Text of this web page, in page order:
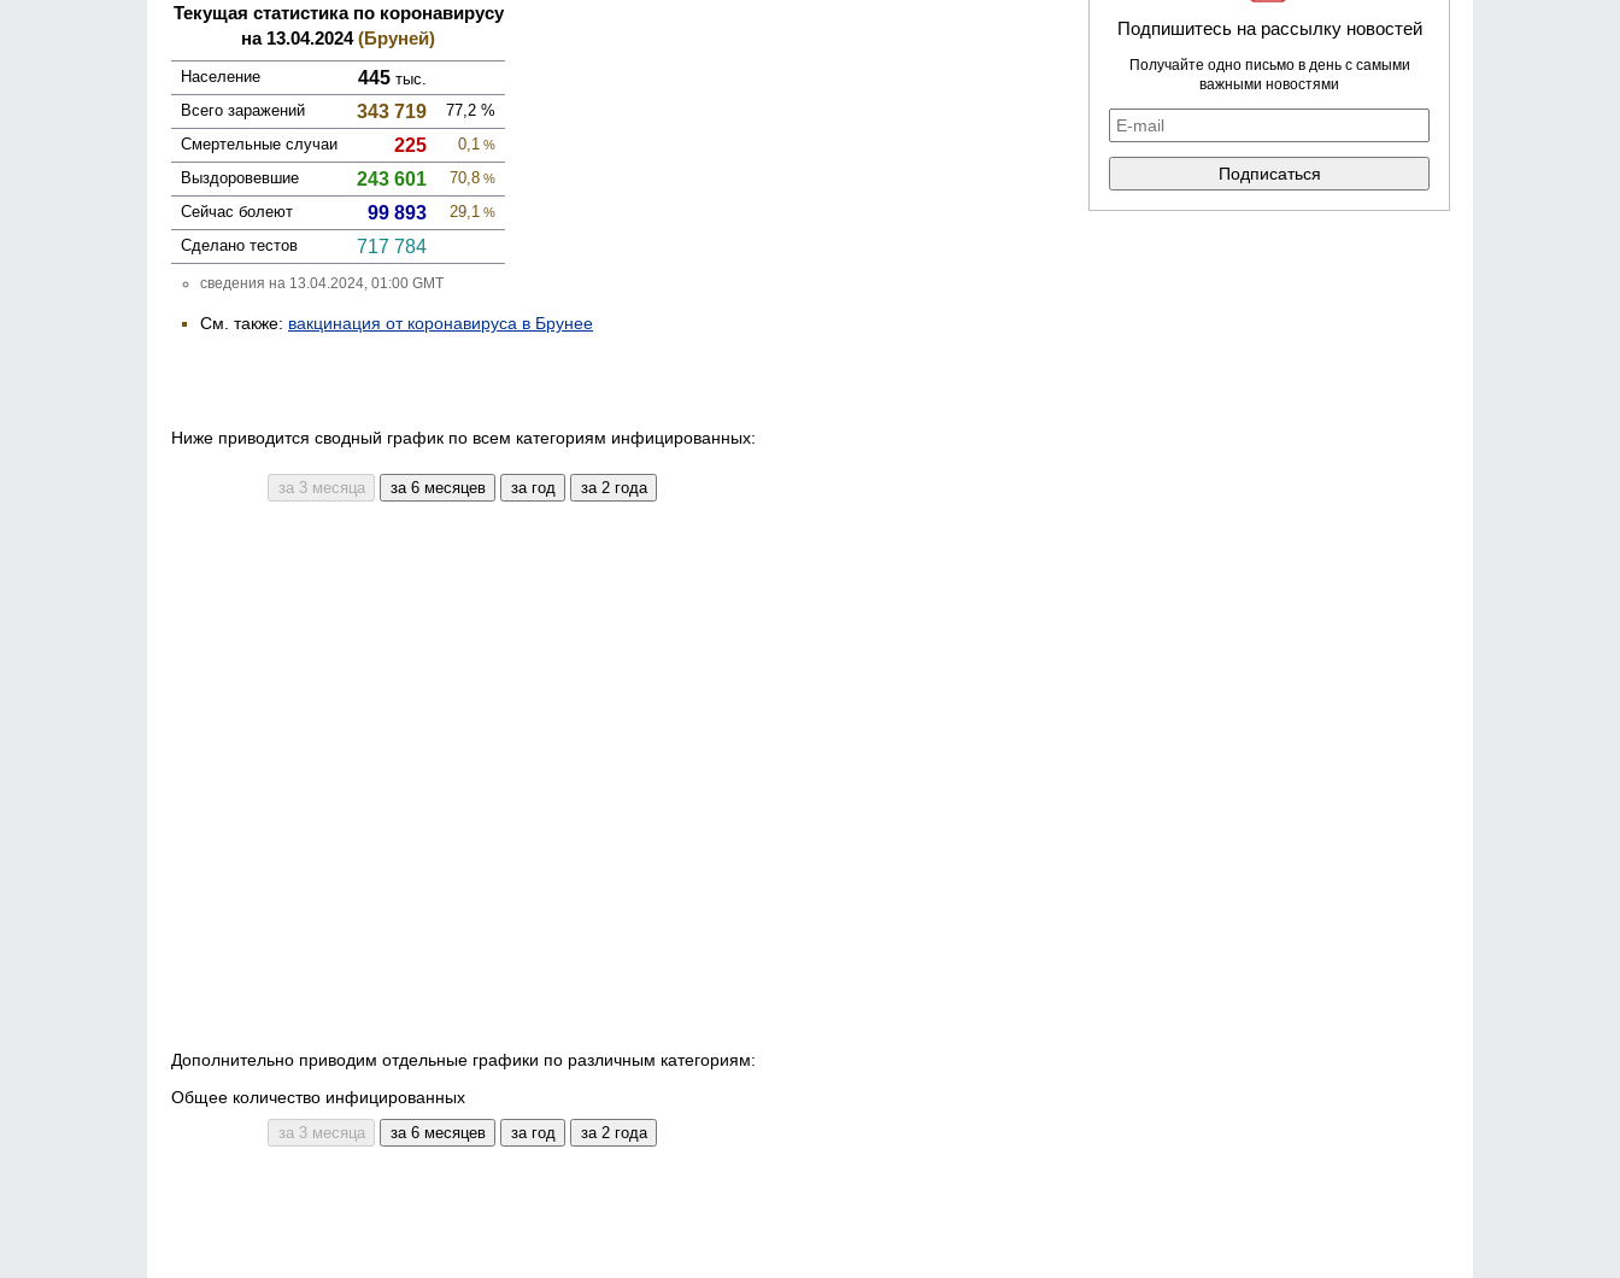
Текущая статистика по коронавирусу
на 13.04.2024(Бруней)
Население 445 тыс.
Всего зара­жений
343 719 77,2 %
Смер­тельные случаи
225 0,1 %
Выздоро­вевшие 243 601 70,8 %
Сейчас болеют 99 893 29,1 %
Сделано тестов 717 784
сведения на 13.04.2024, 01:00 GMT
См. также: вакцинация от коронавируса в Брунее
Ниже приводится сводный график по всем категориям инфицированных:
Дополнительно приводим отдельные графики по различным категориям:
Общее количество инфицированных
Подпишитесь на рассылку новостей
Получайте одно письмо в день с самыми
важными новостями